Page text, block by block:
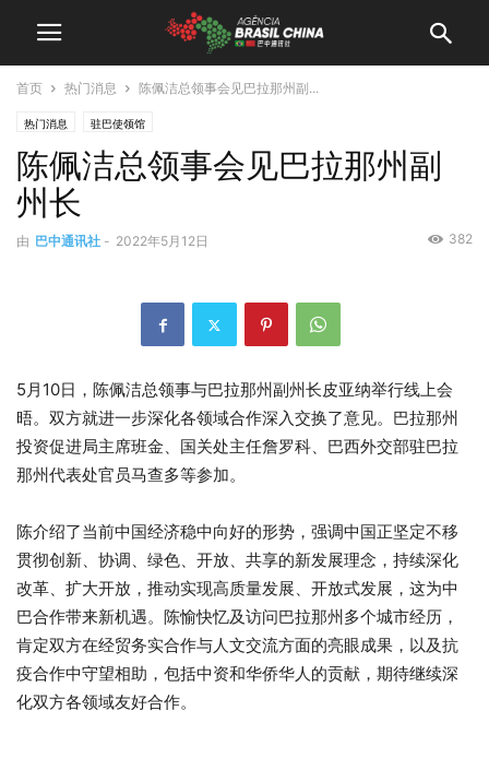
首页 热门消息 陈佩洁总领事会见巴拉那州副...
热门消息 驻巴使领馆
陈佩洁总领事会见巴拉那州副
州长
由 巴中通讯社 - 2022年5月12日 382
5月10日，陈佩洁总领事与巴拉那州副州长皮亚纳举行线上会
晤。双方就进一步深化各领域合作深入交换了意见。巴拉那州
投资促进局主席班金、国关处主任詹罗科、巴西外交部驻巴拉
那州代表处官员马查多等参加。
陈介绍了当前中国经济稳中向好的形势，强调中国正坚定不移
贯彻创新、协调、绿色、开放、共享的新发展理念，持续深化
改革、扩大开放，推动实现高质量发展、开放式发展，这为中
巴合作带来新机遇。陈愉快忆及访问巴拉那州多个城市经历，
肯定双方在经贸务实合作与人文交流方面的亮眼成果，以及抗
疫合作中守望相助，包括中资和华侨华人的贡献，期待继续深
化双方各领域友好合作。